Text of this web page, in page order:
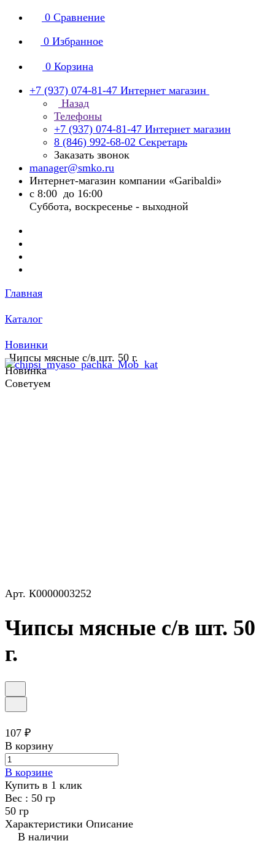
0 Сравнение
0 Избранное
0 Корзина
+7 (937) 074-81-47 Интернет магазин
Назад
Телефоны
+7 (937) 074-81-47 Интернет магазин
8 (846) 992-68-02 Секретарь
Заказать звонок
manager@smko.ru
Интернет-магазин компании «Garibaldi»
с 8:00 до 16:00
Суббота, воскресенье - выходной
Главная
Каталог
Новинки
Чипсы мясные с/в шт. 50 г.
Новинка
Советуем
Арт. К0000003252
Чипсы мясные с/в шт. 50
г.
107 ₽
В корзину
В корзине
Купить в 1 клик
Вес : 50 гр
50 гр
Характеристики Описание
В наличии